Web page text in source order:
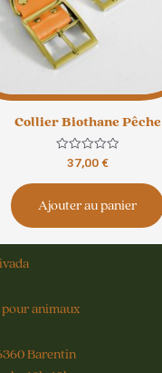
Collier Biothane Pêche
Note
sur
37,00€
Ajouter au panier
animaux
Barentin